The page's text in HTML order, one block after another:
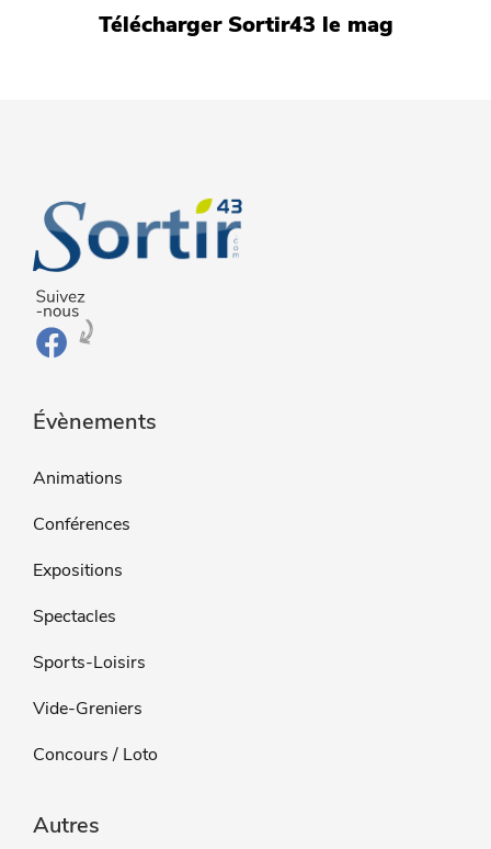
Télécharger Sortir43 le mag
Évènements
Animations
Conférences
Expositions
Spectacles
Sports-Loisirs
Vide-Greniers
Concours / Loto
Autres